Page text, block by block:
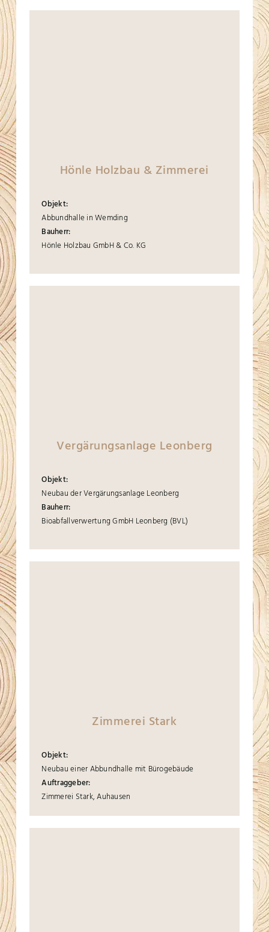
Hönle Holzbau & Zimmerei
Objekt:
Abbundhalle in Wemding
Bauherr:
Hönle Holzbau GmbH & Co. KG
Vergärungsanlage Leonberg
Objekt:
Neubau der Vergärungsanlage Leonberg
Bauherr:
Bioabfallverwertung GmbH Leonberg (BVL)
Zimmerei Stark
Objekt:
Neubau einer Abbundhalle mit Bürogebäude
Auftraggeber:
Zimmerei Stark, Auhausen